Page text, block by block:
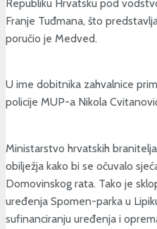
Republiku Hrvatsku pod
Franje Tuđmana, što
poručio je Medved.
U ime dobitnika zahvalnice
policije MUP-a Nikola
Ministarstvo hrvatskih
obilježja kako bi se očuvalo
Domovinskog rata. Tako je
uređenja Spomen-parka u
sufinanciranju uređenja i